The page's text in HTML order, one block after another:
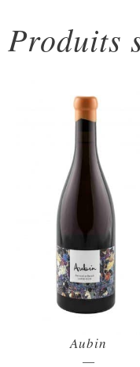
Produits
Aubin